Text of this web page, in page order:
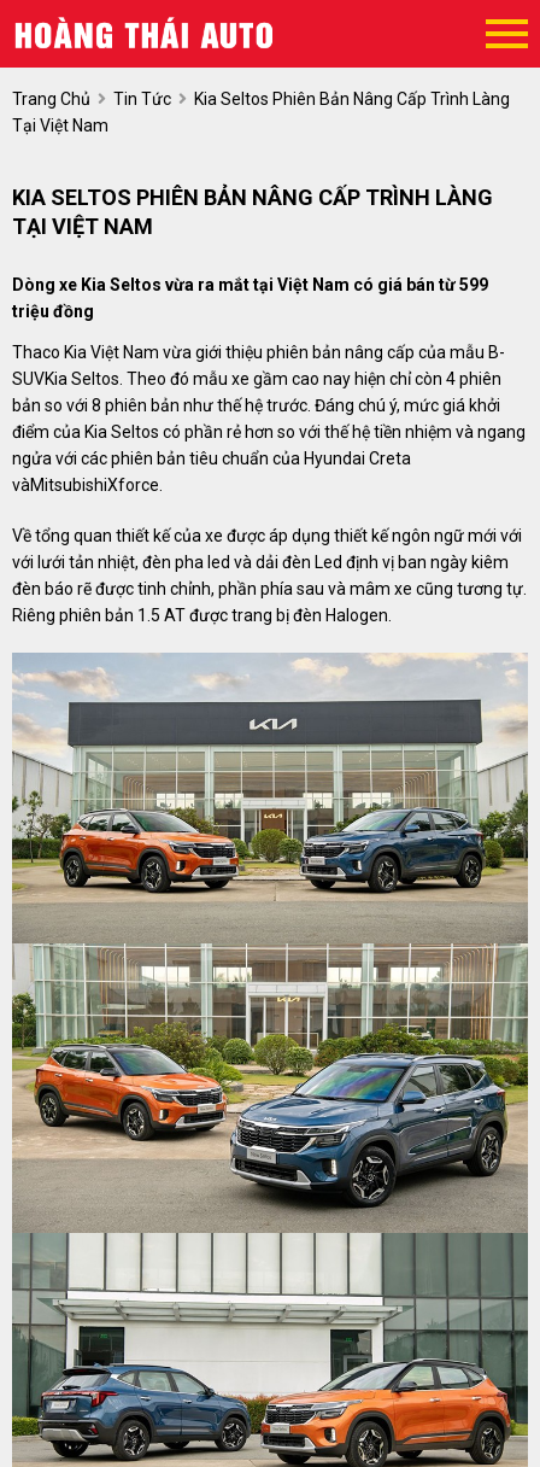
Trang Chủ Tin Tức
Kia Seltos Phiên Bản Nâng Cấp Trình Làng
Tại Việt Nam
KIA SELTOS PHIÊN BẢN NÂNG CẤP TRÌNH LÀNG
TẠI VIỆT NAM
Dòng xe Kia Seltos vừa ra mắt tại Việt Nam có giá bán từ 599
triệu đồng
Thaco Kia Việt Nam vừa giới thiệu phiên bản nâng cấp của mẫu B-
SUVKia Seltos. Theo đó mẫu xe gầm cao nay hiện chỉ còn 4 phiên
bản so với 8 phiên bản như thế hệ trước. Đáng chú ý, mức giá khởi
điểm của Kia Seltos có phần rẻ hơn so với thế hệ tiền nhiệm và ngang
ngửa với các phiên bản tiêu chuẩn của Hyundai Creta
vàMitsubishiXforce.
Về tổng quan thiết kế của xe được áp dụng thiết kế ngôn ngữ mới với
với lưới tản nhiệt, đèn pha led và dải đèn Led định vị ban ngày kiêm
đèn báo rẽ được tinh chỉnh, phần phía sau và mâm xe cũng tương tự.
Riêng phiên bản 1.5 AT được trang bị đèn Halogen.